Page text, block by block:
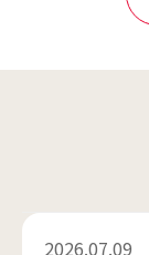
2026.07.09